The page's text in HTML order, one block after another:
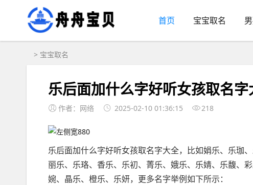
首页 宝宝取名
> 宝宝取名
乐后面加什么字好听女孩取名字
作者：网络 2025-02-10 01:36:15 218
乐后面加什么字好听女孩取名字大全，比如娟乐、乐珈
丽乐、乐珞、香乐、乐初、菁乐、娥乐、乐婧、乐馥、
婉、晶乐、橙乐、乐妍，更多名字举例如下所示：